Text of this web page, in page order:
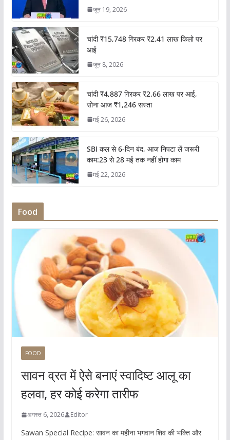
जून 19, 2026
चांदी ₹15,748 गिरकर ₹2.41 लाख किलो पर
आई
जून 8, 2026
चांदी ₹4,887 गिरकर ₹2.66 लाख पर आई,
सोना आज ₹1,246 सस्ता
मई 26, 2026
SBI कल से 6-दिन बंद, आज निपटा लें जरूरी
काम:23 से 28 मई तक नहीं होगा काम
मई 22, 2026
Food
FOOD
सावन व्रत में ऐसे बनाएं स्वादिष्ट आलू का
हलवा, हर कोई करेगा तारीफ
अगस्त 6, 2026 Editor
Sawan Special Recipe: सावन का महीना भगवान शिव की भक्ति और